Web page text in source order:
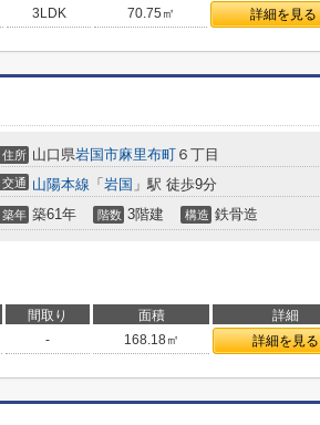
3LDK 70.75㎡ 詳細を見る
住所 山口県岩国市麻里布町 ６丁目
交通 山陽本線 「 岩国 」駅 徒歩9分
築年 築61年 階数 3階建 構造 鉄骨造
間取り 面積 詳細
- 168.18㎡ 詳細を見る